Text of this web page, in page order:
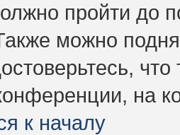
пройти до
можно
на
к началу